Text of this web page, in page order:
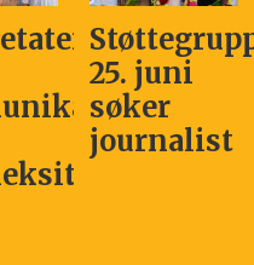
25. juni
søker
journalist